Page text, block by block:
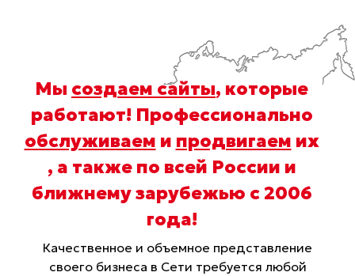
Мы создаем сайты, которые
работают! Профессионально
обслуживаем и продвигаем их
, а также по всей России и
ближнему зарубежью с 2006
года!
Качественное и объемное представление
своего бизнеса в Сети требуется любой